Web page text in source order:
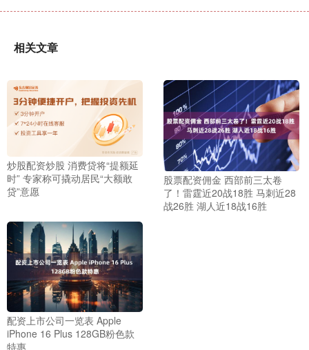
相关文章
炒股配资炒股 消费贷将“提额延
时” 专家称可撬动居民“大额敢
贷”意愿
股票配资佣金 西部前三太卷
了！雷霆近20战18胜 马刺近28
战26胜 湖人近18战16胜
配资上市公司一览表 Apple
iPhone 16 Plus 128GB粉色款
特惠